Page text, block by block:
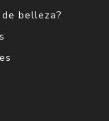
belleza?